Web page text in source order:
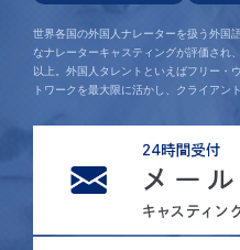
世界各国の外国人ナレーターを扱う外国
なナレーターキャスティングが評価され
以上。外国人タレントといえばフリー・
トワークを最大限に活かし、クライアン